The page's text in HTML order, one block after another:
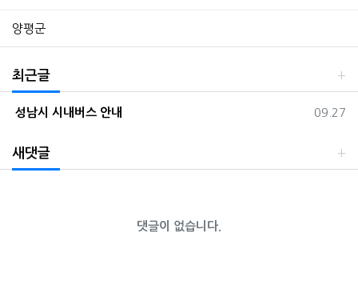
양평군
최근글
등록일
09.27
성남시 시내버스 안내
새댓글
댓글이 없습니다.